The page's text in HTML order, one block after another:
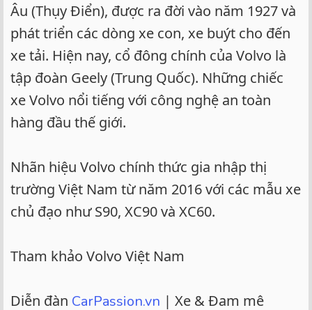
Âu (Thụy Điển), được ra đời vào năm 1927 và
phát triển các dòng xe con, xe buýt cho đến
xe tải. Hiện nay, cổ đông chính của Volvo là
tập đoàn Geely (Trung Quốc). Những chiếc
xe Volvo nổi tiếng với công nghệ an toàn
hàng đầu thế giới.
Nhãn hiệu Volvo chính thức gia nhập thị
trường Việt Nam từ năm 2016 với các mẫu xe
chủ đạo như S90, XC90 và XC60.
Tham khảo Volvo Việt Nam
Diễn đàn CarPassion.vn | Xe & Đam mê